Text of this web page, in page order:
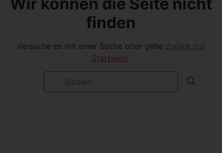
finden
Versuche es mit einer Suche oder gehe zurück zur
Startseite.